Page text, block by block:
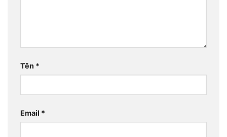
Tên *
Email *